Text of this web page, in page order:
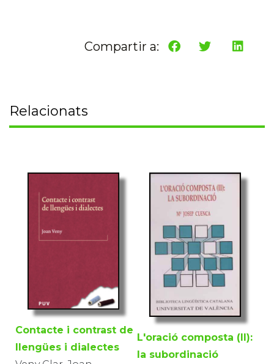
Compartir a:
Relacionats
Contacte i contrast de
llengües i dialectes
L'oració composta (II):
la subordinació